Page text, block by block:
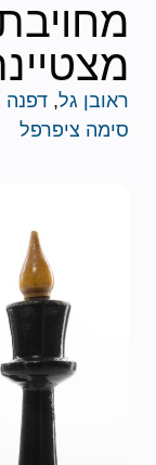
ראובן גל, דפנה
סימה ציפרפל